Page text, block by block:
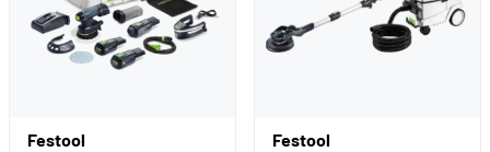
Festool
Festool